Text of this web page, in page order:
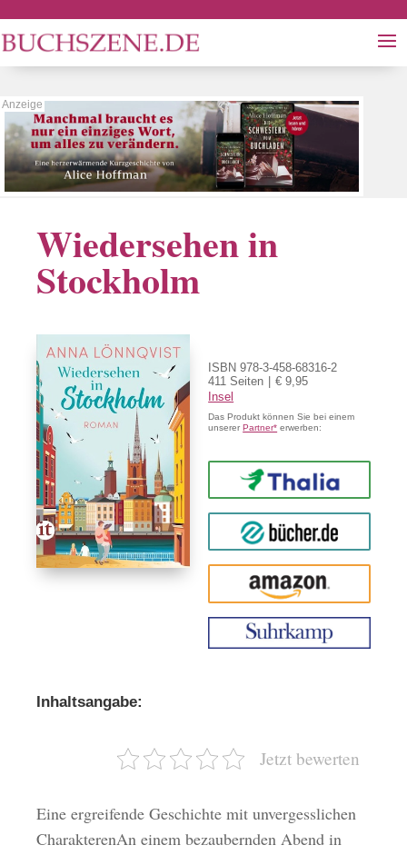
Wiedersehen in
Stockholm
ISBN 978-3-458-68316-2
411 Seiten
€ 9,95
Insel
Das Produkt können Sie bei einem
unsererPartner* erwerben:
Thalia
buecher.de
Amazon
Inhaltsangabe:
Jetzt bewerten
Eine ergreifende Geschichte mit unvergesslichen
CharakterenAn einem bezaubernden Abend in